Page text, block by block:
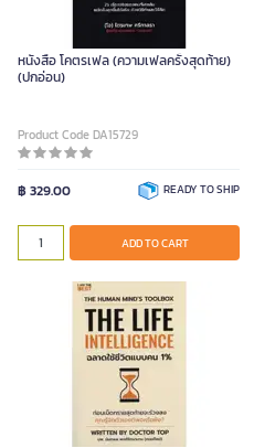
หนังสือ โคตรเฟล (ความเฟลครั้งสุดท้าย)
(ปกอ่อน)
Product Code DA15729
฿ 329.00 READY TO SHIP
ADD TO CART